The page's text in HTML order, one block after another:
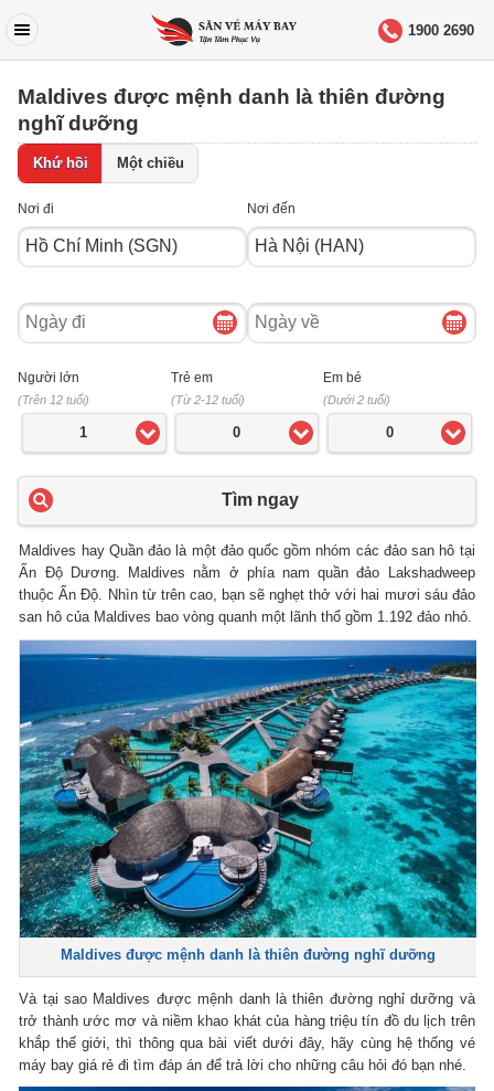
1900 2690
Maldives được mệnh danh là thiên đường
nghĩ dưỡng
Khứ hồi Một chiều
Nơi đi Nơi đến
Ngày
đi
Ngày
về
Người lớn
(Trên 12 tuổi)
1
Trẻ em
(Từ 2-12 tuổi)
0
Em bé
(Dưới 2 tuổi)
0
Tìm ngay
Maldives hay Quần đảo là một đảo quốc gồm nhóm các đảo san hô tại
Ấn Độ Dương. Maldives nằm ở phía nam quần đảo Lakshadweep
thuộc Ấn Độ. Nhìn từ trên cao, bạn sẽ nghẹt thở với hai mươi sáu đảo
san hô của Maldives bao vòng quanh một lãnh thổ gồm 1.192 đảo nhỏ.
Maldives được mệnh danh là thiên đường nghĩ dưỡng
Và tại sao Maldives được mệnh danh là thiên đường nghỉ dưỡng và
trở thành ước mơ và niềm khao khát của hàng triệu tín đồ du lịch trên
khắp thế giới, thì thông qua bài viết dưới đây, hãy cùng hệ thống vé
máy bay giá rẻ đi tìm đáp án để trả lời cho những câu hỏi đó bạn nhé.